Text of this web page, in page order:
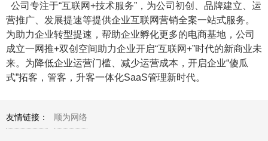
公司专注于“互联网+技术服务”，为公司初创、品牌建立、运
营推广、发展提速等提供企业互联网营销全案一站式服务。
为助力企业转型提速，帮助企业孵化更多的电商基地，公司
成立一网推+双创空间助力企业开启“互联网+”时代的新商业未
来。为降低企业运营门槛、减少运营成本，开启企业“傻瓜
式”拓客，管客，升客一体化SaaS管理新时代。
友情链接： 顺为网络